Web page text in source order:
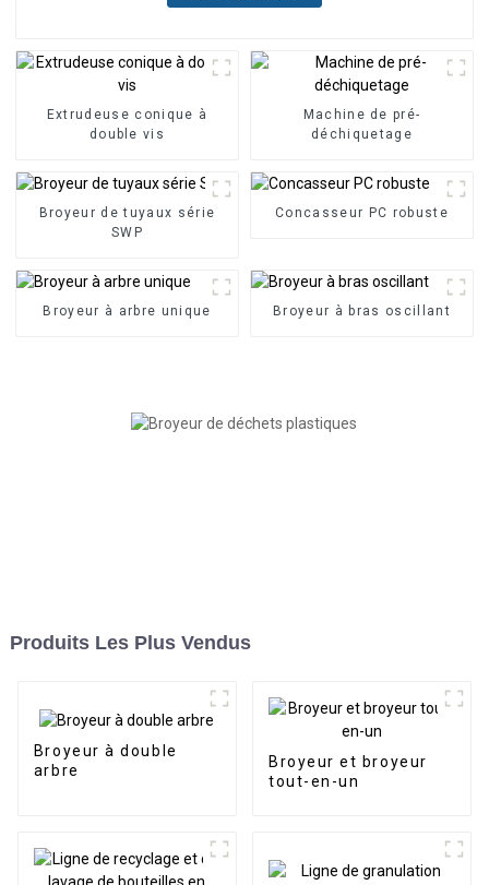
Extrudeuse conique à
double vis
Machine de pré-
déchiquetage
Broyeur de tuyaux série
SWP
Concasseur PC robuste
Broyeur à arbre unique Broyeur à bras oscillant
Produits Les Plus Vendus
Broyeur à double
arbre
Broyeur et broyeur
tout-en-un